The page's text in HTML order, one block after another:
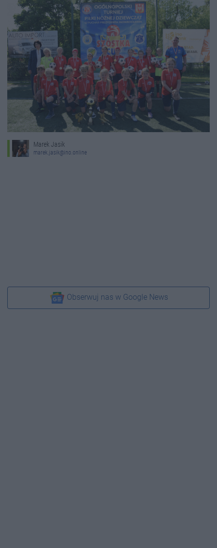
Marek Jasik
marek.jasik@ino.online
Obserwuj nas w Google News